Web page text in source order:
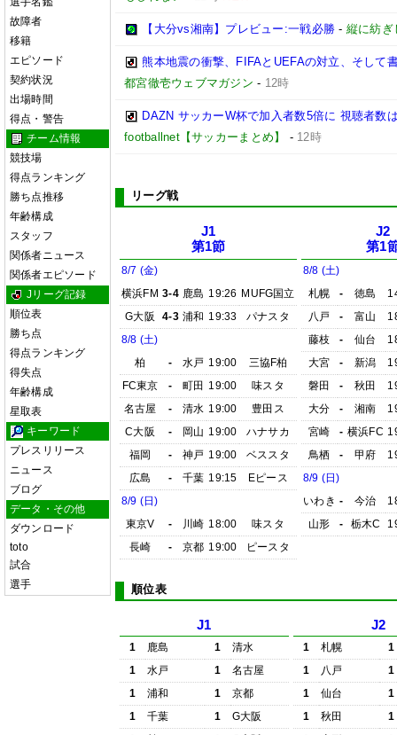
故障者
移籍
エピソード
契約状況
出場時間
得点・警告
チーム情報
競技場
得点ランキング
勝ち点推移
年齢構成
スタッフ
関係者ニュース
関係者エピソード
Jリーグ記録
順位表
勝ち点
得点ランキング
得失点
年齢構成
星取表
キーワード
プレスリリース
ニュース
ブログ
データ・その他
ダウンロード
toto
試合
選手
【大分vs湘南】プレビュー:一戦必勝 - 縦に紡ぎ
熊本地震の衝撃、FIFAとUEFAの対立、そして
都宮徹壱ウェブマガジン - 12時
DAZN サッカーW杯で加入者数5倍に 視聴者数
footballnet【サッカーまとめ】
- 12時
リーグ戦
J1
第1節
8/7 (金)
横浜FM 3-4 鹿島 19:26 MUFG国立
G大阪
4-3 浦和 19:33
パナスタ
8/8 (土)
柏
- 水戸 19:00
三協F柏
FC東京
- 町田 19:00
味スタ
名古屋
- 清水 19:00
豊田ス
C大阪
- 岡山 19:00
ハナサカ
福岡
- 神戸 19:00
ベススタ
広島
- 千葉 19:15
Eピース
8/9 (日)
東京V
- 川崎 18:00
味スタ
長崎
- 京都 19:00 ピースタ
J2
第1
8/8 (土)
札幌
- 徳島
八戸
- 富山
藤枝
- 仙台
大宮
- 新潟
磐田
- 秋田
大分
- 湘南
宮崎
- 横浜FC
鳥栖
- 甲府
8/9 (日)
いわき - 今治
山形
- 栃木C
順位表
J1
1 鹿島 1
清水
1
水戸 1
名古屋
1
浦和 1
京都
1
千葉 1
G大阪
J2
1 札幌
1
1
八戸
1
1
仙台
1
1
秋田
1